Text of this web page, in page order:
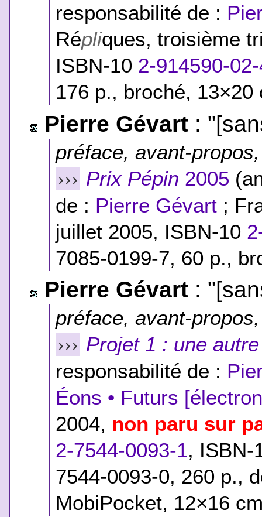
responsabilité de :
Répliques, troisième
ISBN-10 2-914590-
176 p., broché, 13×20
Pierre Gévart :
préface, avant-
››› Prix Pépin 2005
de : Pierre Gévart ;
juillet 2005, ISBN-10
7085-0199-7, 60 p.,
Pierre Gévart :
préface, avant-
››› Projet 1 : une
responsabilité de :
Éons • Futurs
2004, non paru sur
2-7544-0093-1, ISBN-
7544-0093-0, 260 p.,
MobiPocket, 12×16